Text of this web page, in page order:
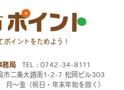
ポイントをためよう！
務局 TEL：0742-34-8111
二条大路南1-2-7 松岡ビル303
〜金（祝日・年末年始を除く）